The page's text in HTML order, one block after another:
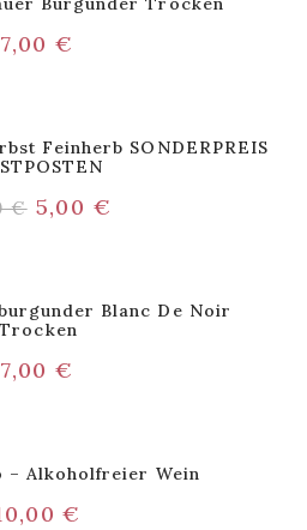
7,00€
Feinherb SONDERPREIS
€ 5,00 €
Blanc De Noir
Trocken
7,00€
– Alkoholfreier Wein
€